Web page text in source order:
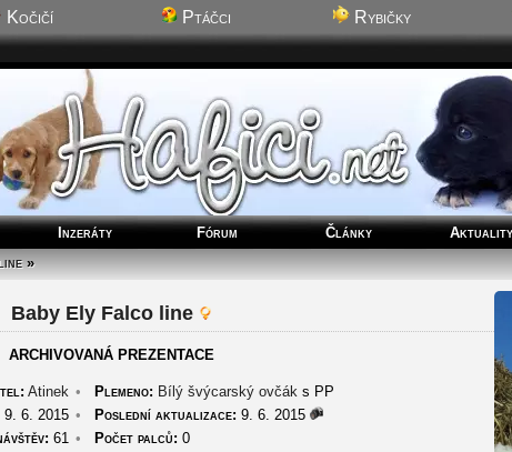
Kočičí Ptáčci Rybičky
Inzeráty Fórum Články Aktuality
»
Baby Ely Falco line
ARCHIVOVANÁ PREZENTACE
Atinek • Plemeno: Bílý švýcarský ovčák s PP
9. 6. 2015 • Poslední aktualizace: 9. 6. 2015
61 • Počet palců: 0